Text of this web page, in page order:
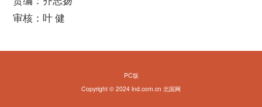
审核：叶 健
PC版
Copyright © 2024 lnd.com.cn 北国网